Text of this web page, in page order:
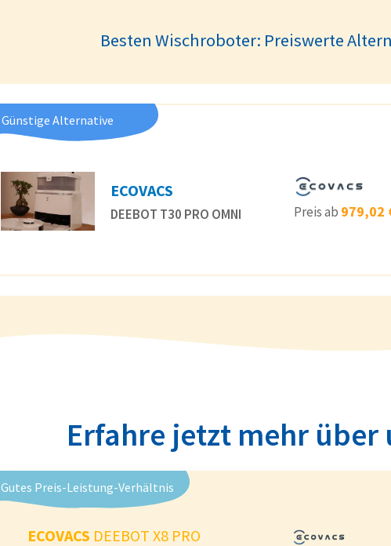
Besten Wischroboter: Preiswerte
Günstige Alternative
ECOVACS
DEEBOT T30 PRO OMNI Preis ab 979,02
Erfahre jetzt mehr über
Gutes Preis-Leistung-Verhältnis
ECOVACS DEEBOT X8 PRO